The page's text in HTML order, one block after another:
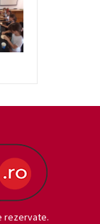
rezervate.